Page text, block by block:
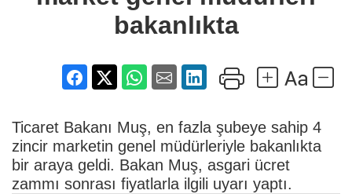
bakanlıkta
bakanlıkta
Ticaret Bakanı Muş, en fazla şubeye sahip 4
zincir marketin genel müdürleriyle bakanlıkta
bir araya geldi. Bakan Muş, asgari ücret
zammı sonrası fiyatlarla ilgili uyarı yaptı.